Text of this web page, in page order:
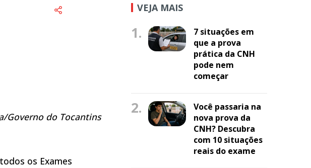
Governo do Tocantins
os Exames
VEJA MAIS
1.
7 situações em
que a prova
prática da CNH
pode nem
começar
2.
Você passaria na
nova prova da
CNH? Descubra
com 10 situações
reais do exame